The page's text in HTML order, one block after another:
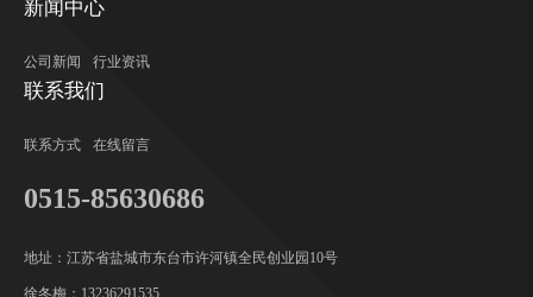
新闻中心
公司新闻 行业资讯
联系我们
联系方式 在线留言
0515-85630686
地址：江苏省盐城市东台市许河镇全民创业园10号
徐冬梅：13236291535